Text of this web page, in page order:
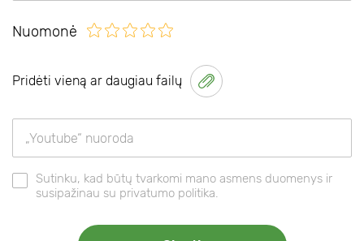
Nuomonė
Pridėti vieną ar daugiau failų
Sutinku, kad būtų tvarkomi mano asmens duomenys ir
susipažinau su privatumo politika.